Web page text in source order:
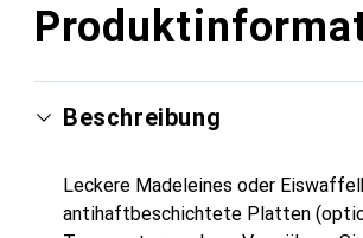
Beschreibung
Leckere Madeleines oder
antihaftbeschichtete Platten